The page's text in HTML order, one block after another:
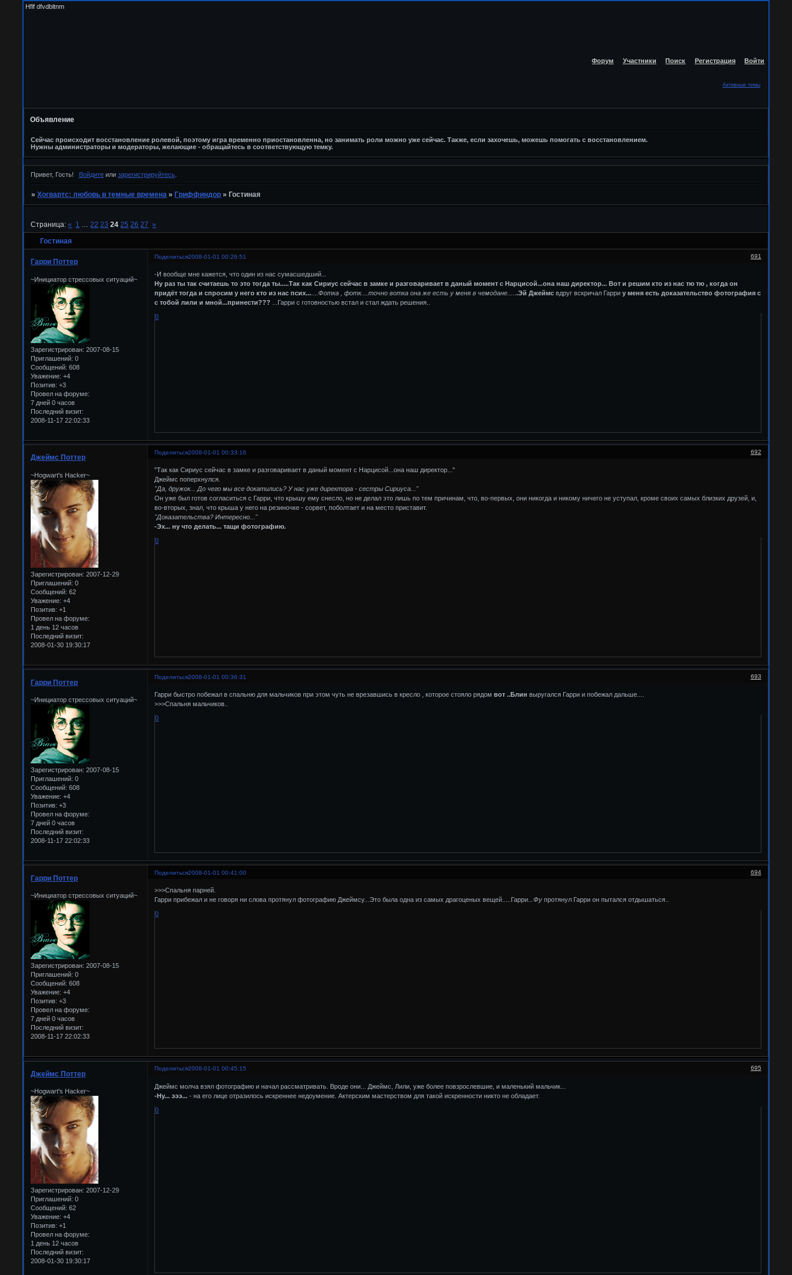
Hflf dfvdbltnm
Форум Участники Поиск Регистрация Войти
Активные темы
Объявление
Сейчас происходит восстановление ролевой, поэтому игра временно приостановленна, но занимать роли можно уже сейчас. Также, если захочешь, можешь помогать с восстановлением.
Нужны администраторы и модераторы, желающие - обращайтесь в соответствующую темку.
Привет, Гость! Войдитеили зарегистрируйтесь.
»Хогвартс: любовь в темные времена » Гриффиндор » Гостиная
Гостиная
Страница:« 1 22 23 24 25 26 27 »
Поделиться 691
2008-01-01 00:26:51
Гарри Поттер
~Инициатор стрессовых ситуаций~
Зарегистрирован: 2007-08-15
Приглашений: 0
Сообщений: 608
Уважение: +4
Позитив: +3
Провел на форуме:
7 дней 0 часов
Последний визит:
2008-11-17 22:02:33
-И вообще мне кажется, что один из нас сумасшедший...
Ну раз ты так считаешь то это тогда ты.....Так как Сириус сейчас в замке и разговаривает в даный момент с Нарцисой...она наш директор... Вот и решим кто из нас тю тю , когда он
придёт тогда и спросим у него кто из нас псих...
.Фотка , фотк....точно вотка она же есть у меня в чемодане... ...Эй Джеймс вдруг вскричал Гарриу меня есть доказательство фотография с
с тобой лили и мной...принести???
...Гарри с готовностью встал и стал ждать решения..
0
Поделиться 692
2008-01-01 00:33:16
Джеймс Поттер
~Hogwart's Hacker~
Зарегистрирован: 2007-12-29
Приглашений: 0
Сообщений: 62
Уважение: +4
Позитив: +1
Провел на форуме:
1 день 12 часов
Последний визит:
2008-01-30 19:30:17
"Так как Сириус сейчас в замке и разговаривает в даный момент с Нарцисой...она наш директор..."
Джеймс поперхнулся.
"Да, дружок... До чего мы все докатились? У нас уже директора - сестры Сириуса..."
Он уже был готов согласиться с Гарри, что крышу ему снесло, но не делал это лишь по тем причинам, что, во-первых, они никогда и никому ничего не уступал, кроме своих самых близких друзей, и,
во-вторых, знал, что крыша у него на резиночке - сорвет, поболтает и на место приставит.
"Доказательства? Интересно..."
-Эх... ну что делать... тащи фотографию.
0
Поделиться 693
2008-01-01 00:36:31
Гарри Поттер
~Инициатор стрессовых ситуаций~
Зарегистрирован: 2007-08-15
Приглашений: 0
Сообщений: 608
Уважение: +4
Позитив: +3
Провел на форуме:
7 дней 0 часов
Последний визит:
2008-11-17 22:02:33
Гарри быстро побежал в спальню для мальчиков при этом чуть не врезавшись в кресло , которое стояло рядом вот ..Блинвыругался Гарри и побежал дальше....
>>>Спальня мальчиков..
0
Поделиться 694
2008-01-01 00:41:00
Гарри Поттер
~Инициатор стрессовых ситуаций~
Зарегистрирован: 2007-08-15
Приглашений: 0
Сообщений: 608
Уважение: +4
Позитив: +3
Провел на форуме:
7 дней 0 часов
Последний визит:
2008-11-17 22:02:33
>>>Спальня парней.
Гарри прибежал и не говоря ни слова протянул фотографию Джеймсу...Это была одна из самых драгоценых вещей.....Гарри...Фу протянул Гарри он пытался отдышаться..
0
Поделиться 695
2008-01-01 00:45:15
Джеймс Поттер
~Hogwart's Hacker~
Зарегистрирован: 2007-12-29
Приглашений: 0
Сообщений: 62
Уважение: +4
Позитив: +1
Провел на форуме:
1 день 12 часов
Последний визит:
2008-01-30 19:30:17
Джеймс молча взял фотографию и начал рассматривать. Вроде они... Джеймс, Лили, уже более повзрослевшие, и маленький мальчик...
-Ну... эээ... - на его лице отразилось искреннее недоумение. Актерским мастерством для такой искренности никто не обладает.
0